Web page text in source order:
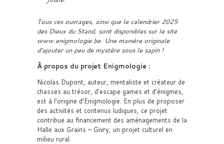
Tous ces ouvrages, ainsi que le calendrier 2025
des Dieux du Stand, sont disponibles sur le site
www.enigmologie.be. Une manière originale
d’ajouter un peu de mystère sous le sapin !
À propos du projet Enigmologie :
Nicolas Dupont, auteur, mentaliste et créateur de
chasses au trésor, d’escape games et d’énigmes,
est à l’origine d’Enigmologie. En plus de proposer
des activités et contenus ludiques, ce projet
contribue au financement des aménagements de la
Halle aux Grains – Givry, un projet culturel en
milieu rural.